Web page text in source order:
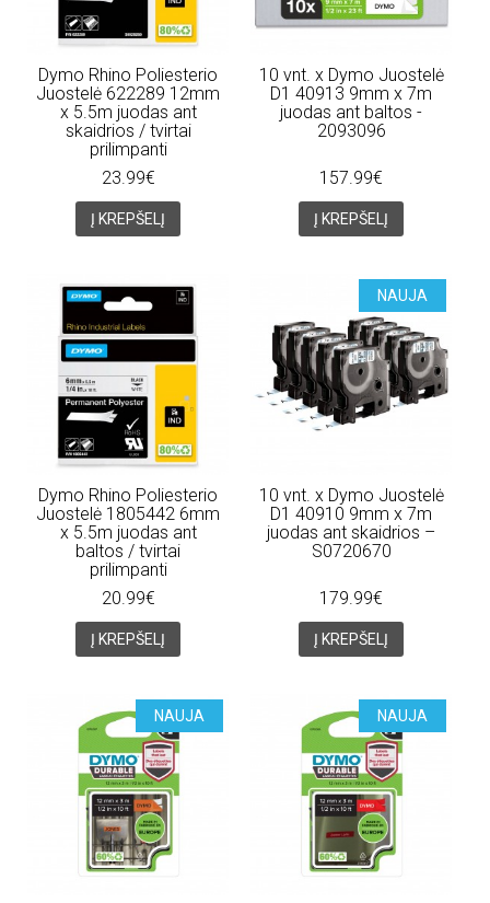
Dymo Rhino Poliesterio
Juostelė 622289 12mm
x 5.5m juodas ant
skaidrios / tvirtai
prilimpanti
23.99€
Į KREPŠELĮ
10 vnt. x Dymo Juostelė
D1 40913 9mm x 7m
juodas ant baltos -
2093096
157.99€
Į KREPŠELĮ
Dymo Rhino Poliesterio
Juostelė 1805442 6mm
x 5.5m juodas ant
baltos / tvirtai
prilimpanti
20.99€
Į KREPŠELĮ
NAUJA
10 vnt. x Dymo Juostelė
D1 40910 9mm x 7m
juodas ant skaidrios –
S0720670
179.99€
Į KREPŠELĮ
NAUJA NAUJA